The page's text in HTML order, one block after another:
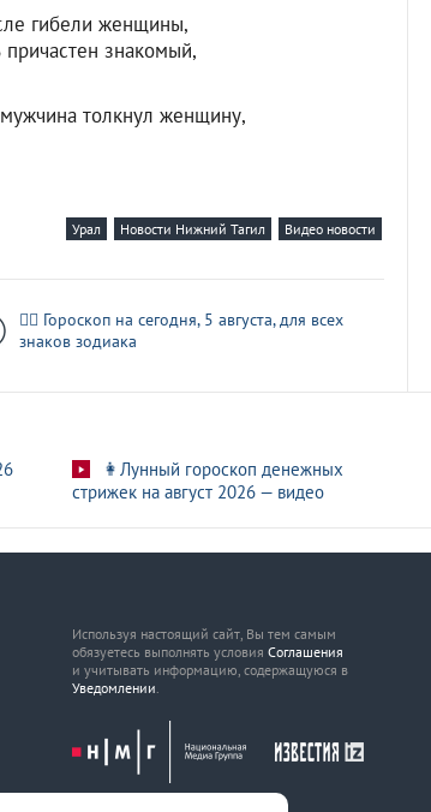
гибели женщины,
знакомый,
толкнул женщину,
Урал Новости Нижний Тагил Видео новости
🧙‍♀ Гороскоп на сегодня, 5 августа, для всех
знаков зодиака
👩Лунный гороскоп денежных
стрижек на август 2026 — видео
Используя настоящий сайт, Вы тем самым
обязуетесь выполнять условия Соглашения
и учитывать информацию, содержащуюся в
Уведомлении.